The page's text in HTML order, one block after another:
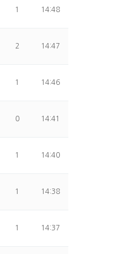
1 14:48
2 14:47
1 14:46
0 14:41
1 14:40
1 14:38
1 14:37